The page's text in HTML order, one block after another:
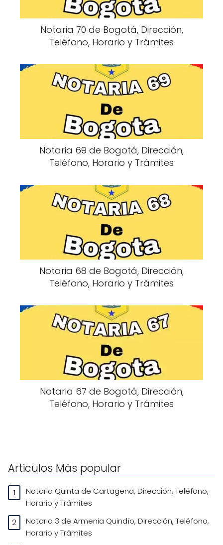
Notaria 70 de Bogotá, Dirección,
Teléfono, Horario y Trámites
Notaria 69 de Bogotá, Dirección,
Teléfono, Horario y Trámites
Notaria 68 de Bogotá, Dirección,
Teléfono, Horario y Trámites
Notaria 67 de Bogotá, Dirección,
Teléfono, Horario y Trámites
Articulos Más popular
Notaria Quinta de Cartagena, Dirección, Teléfono,
Horario y Trámites
Notaria 3 de Armenia Quindío, Dirección, Teléfono,
Horario y Trámites